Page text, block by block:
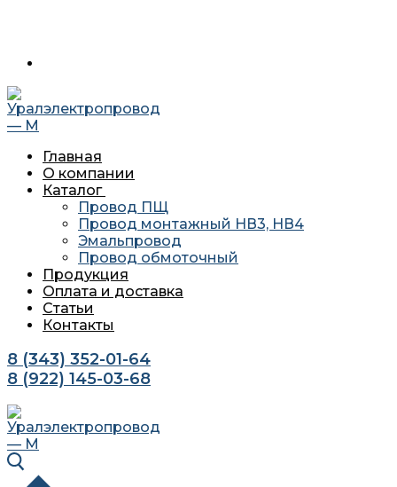
Главная
О компании
Каталог
Провод ПЩ
Провод монтажный НВ3, НВ4
Эмальпровод
Провод обмоточный
Продукция
Оплата и доставка
Статьи
Контакты
8 (343) 352-01-64
8 (922) 145-03-68